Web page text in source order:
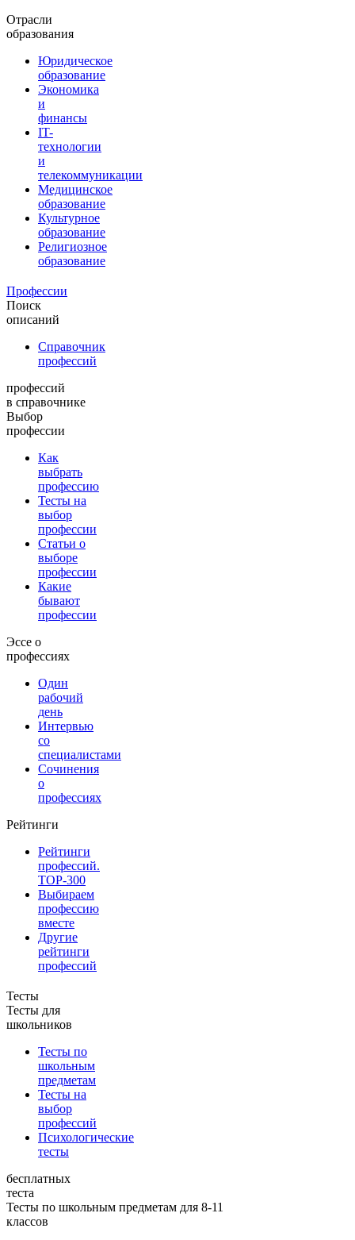
Отрасли
образования
Юридическое
образование
Экономика
и
финансы
IT-
технологии
и
телекоммуникации
Медицинское
образование
Культурное
образование
Религиозное
образование
Профессии
Поиск
описаний
Справочник
профессий
профессий
в справочнике
Выбор
профессии
Как
выбрать
профессию
Тесты на
выбор
профессии
Статьи о
выборе
профессии
Какие
бывают
профессии
Эссе о
профессиях
Один
рабочий
день
Интервью
со
специалистами
Сочинения
о
профессиях
Рейтинги
Рейтинги
профессий.
TOP-300
Выбираем
профессию
вместе
Другие
рейтинги
профессий
Тесты
Тесты для
школьников
Тесты по
школьным
предметам
Тесты на
выбор
профессий
Психологические
тесты
бесплатных
теста
Тесты по школьным предметам для 8-11
классов